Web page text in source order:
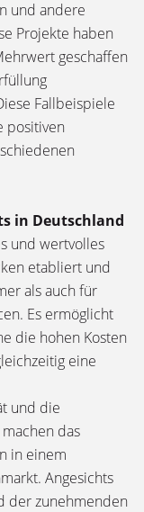
und andere
Projekte haben
geschaffen
Fallbeispiele
positiven
in Deutschland
und wertvolles
etabliert und
als auch für
Es ermöglicht
die hohen Kosten
eine
und die
das
in einem
Angesichts
der zunehmenden